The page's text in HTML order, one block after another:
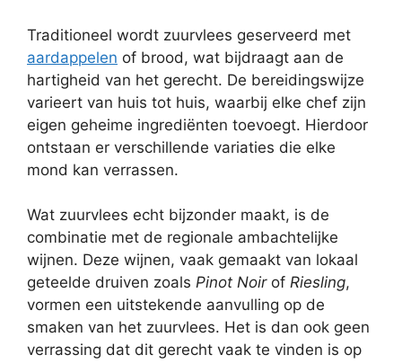
Traditioneel wordt zuurvlees geserveerd met
aardappelen of brood, wat bijdraagt aan de
hartigheid van het gerecht. De bereidingswijze
varieert van huis tot huis, waarbij elke chef zijn
eigen geheime ingrediënten toevoegt. Hierdoor
ontstaan er verschillende variaties die elke
mond kan verrassen.
Wat zuurvlees echt bijzonder maakt, is de
combinatie met de regionale ambachtelijke
wijnen. Deze wijnen, vaak gemaakt van lokaal
geteelde druiven zoals Pinot Noirof Riesling,
vormen een uitstekende aanvulling op de
smaken van het zuurvlees. Het is dan ook geen
verrassing dat dit gerecht vaak te vinden is op